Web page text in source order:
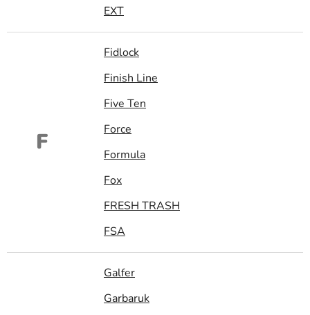
EXT
F
Fidlock
Finish Line
Five Ten
Force
Formula
Fox
FRESH TRASH
FSA
Galfer
Garbaruk